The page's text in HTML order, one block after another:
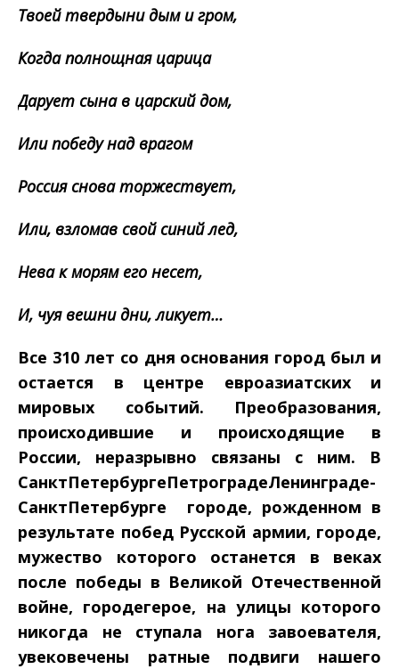
Твоей твердыни дым и гром,
Когда полнощная царица
Дарует сына в царский дом,
Или победу над врагом
Россия снова торжествует,
Или, взломав свой синий лед,
Нева к морям его несет,
И, чуя вешни дни, ликует…
Все 310 лет со дня основания город был и
остается в центре евроазиатских и
мировых событий. Преобразования,
происходившие и происходящие в
России, неразрывно связаны с ним. В
Санкт­Петербурге­Петрограде­Ленинграде­
Санкт­Петербурге ­ городе, рожденном в
результате побед Русской армии, городе,
мужество которого останется в веках
после победы в Великой Отечественной
войне, городе­герое, на улицы которого
никогда не ступала нога завоевателя,
увековечены ратные подвиги нашего